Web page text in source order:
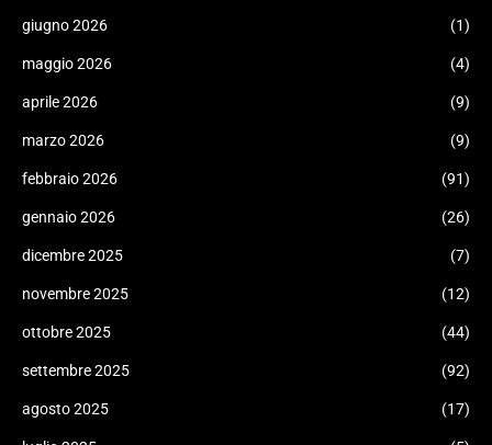
giugno 2026 (1)
maggio 2026 (4)
aprile 2026 (9)
marzo 2026 (9)
febbraio 2026 (91)
gennaio 2026 (26)
dicembre 2025 (7)
novembre 2025 (12)
ottobre 2025 (44)
settembre 2025 (92)
agosto 2025 (17)